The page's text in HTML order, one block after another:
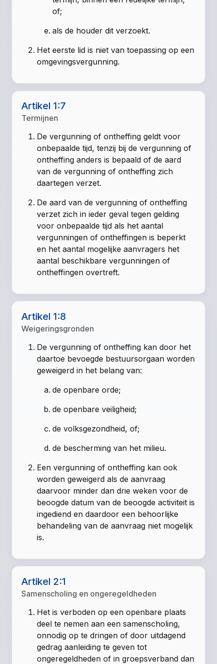
of;
als de houder dit verzoekt.
Het eerste lid is niet van toepassing op een
omgevingsvergunning.
Artikel 1:7
Termijnen
De vergunning of ontheffing geldt voor
onbepaalde tijd, tenzij bij de vergunning of
ontheffing anders is bepaald of de aard
van de vergunning of ontheffing zich
daartegen verzet.
De aard van de vergunning of ontheffing
verzet zich in ieder geval tegen gelding
voor onbepaalde tijd als het aantal
vergunningen of ontheffingen is beperkt
en het aantal mogelijke aanvragers het
aantal beschikbare vergunningen of
ontheffingen overtreft.
Artikel 1:8
Weigeringsgronden
De vergunning of ontheffing kan door het
daartoe bevoegde bestuursorgaan worden
geweigerd in het belang van:
de openbare orde;
de openbare veiligheid;
de volksgezondheid, of;
de bescherming van het milieu.
Een vergunning of ontheffing kan ook
worden geweigerd als de aanvraag
daarvoor minder dan drie weken voor de
beoogde datum van de beoogde activiteit is
ingediend en daardoor een behoorlijke
behandeling van de aanvraag niet mogelijk
is.
Artikel 2:1
Samenscholing en ongeregeldheden
Het is verboden op een openbare plaats
deel te nemen aan een samenscholing,
onnodig op te dringen of door uitdagend
gedrag aanleiding te geven tot
ongeregeldheden of in groepsverband dan